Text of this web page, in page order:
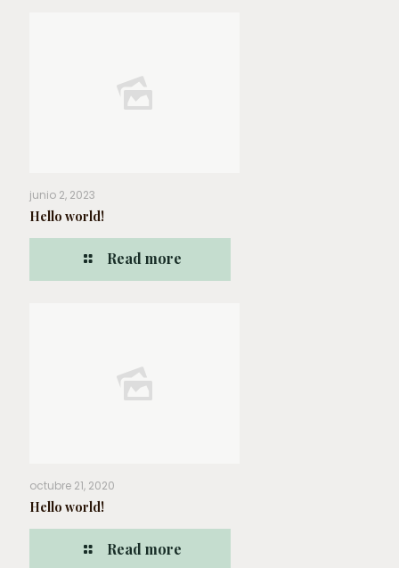
junio 2, 2023
Hello world!
Read more
octubre 21, 2020
Hello world!
Read more